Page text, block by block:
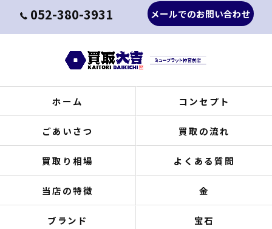
052-380-3931 メールでのお問い合わせ
ホーム コンセプト
ごあいさつ 買取の流れ
買取り相場 よくある質問
当店の特徴 金
ブランド 宝石